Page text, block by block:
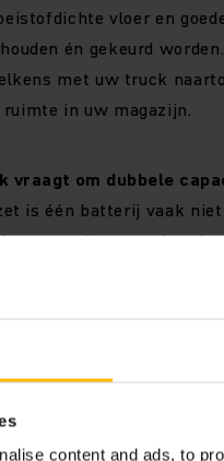
content and ads, to
vloer en
én gekeurd
met uw truck
in uw magazijn.
vraagt om dubbele
is één batterij vaak
exemplaar, wat
door het aanzienlijke
best ook zo schoon